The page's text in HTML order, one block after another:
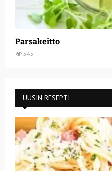
Parsakeitto
545
UUSIN RESEPTI